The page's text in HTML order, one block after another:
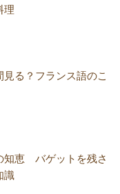
理
る？フランス語のこ
知恵 バゲットを残さ
識